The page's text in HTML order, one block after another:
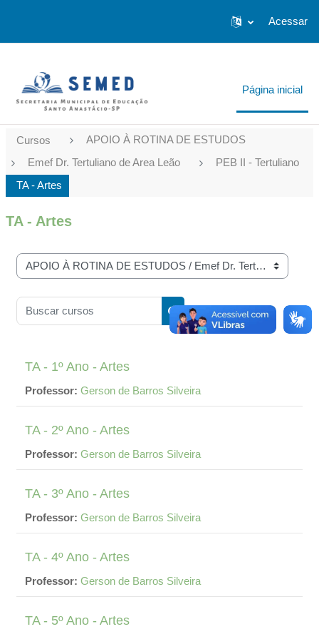
Acessar
Página inicial
Cursos APOIO À ROTINA DE ESTUDOS
Emef Dr. Tertuliano de Area Leão
PEB II - Tertuliano
TA - Artes
TA - Artes
Categorias de Cursos
Buscar cursos
Buscar cursos
TA - 1º Ano - Artes
Professor: Gerson de Barros Silveira
TA - 2º Ano - Artes
Professor: Gerson de Barros Silveira
TA - 3º Ano - Artes
Professor: Gerson de Barros Silveira
TA - 4º Ano - Artes
Professor: Gerson de Barros Silveira
TA - 5º Ano - Artes